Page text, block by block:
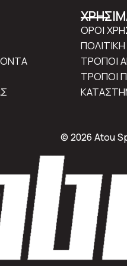
ΟΡΟΙ
ΤΡΟΠΟΙ
ΤΡΟΠΟΙ
© 2026 Atou